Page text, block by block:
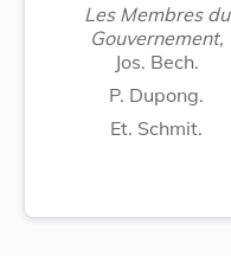
Les Membres du
Gouvernement,
Jos. Bech.
P. Dupong.
Et. Schmit.